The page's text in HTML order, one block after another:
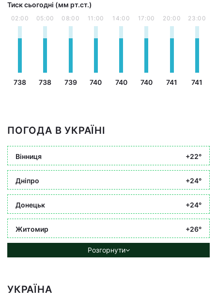
Тиск сьогодні (мм рт.ст.)
02:00
738
05:00
738
08:00
739
11:00
740
14:00
740
17:00
740
20:00
741
23:00
741
ПОГОДА В УКРАЇНІ
Вінниця +22°
Дніпро +24°
Донецьк +24°
Житомир +26°
Розгорнути
УКРАЇНА